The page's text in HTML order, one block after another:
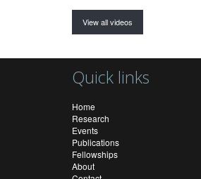
View all videos
Quick links
Home
Research
Events
Publications
Fellowships
About